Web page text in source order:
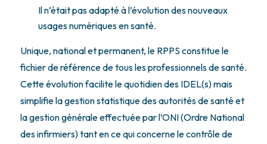
Il n’était pas adapté à l’évolution des nouveaux
usages numériques en santé.
Unique, national et permanent, le RPPS constitue le
fichier de référence de tous les professionnels de santé.
Cette évolution facilite le quotidien des IDEL(s) mais
simplifie la gestion statistique des autorités de santé et
la gestion générale effectuée par l’ONI (Ordre National
des infirmiers) tant en ce qui concerne le contrôle de